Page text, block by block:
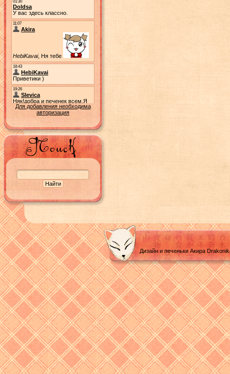
Для добавления необходима
авторизация
Дизайн и печеньки Акира